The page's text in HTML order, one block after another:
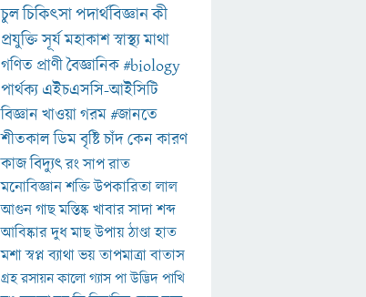
চুলচিকিৎসাপদার্থবিজ্ঞানকী
প্রযুক্তিসূর্যমহাকাশস্বাস্থ্যমাথা
গণিত প্রাণীবৈজ্ঞানিক#biology
পার্থক্য এইচএসসি-আইসিটি
বিজ্ঞানখাওয়াগরম#জানতে
শীতকালডিমবৃষ্টিচাঁদকেনকারণ
কাজবিদ্যুৎরংসাপরাত
মনোবিজ্ঞানশক্তিউপকারিতালাল
আগুনগাছমস্তিষ্কখাবারসাদাশব্দ
আবিষ্কারদুধমাছউপায়ঠাণ্ডাহাত
মশাস্বপ্নব্যাথাভয়তাপমাত্রাবাতাস
গ্রহরসায়নকালোগ্যাসপাউদ্ভিদপাখি